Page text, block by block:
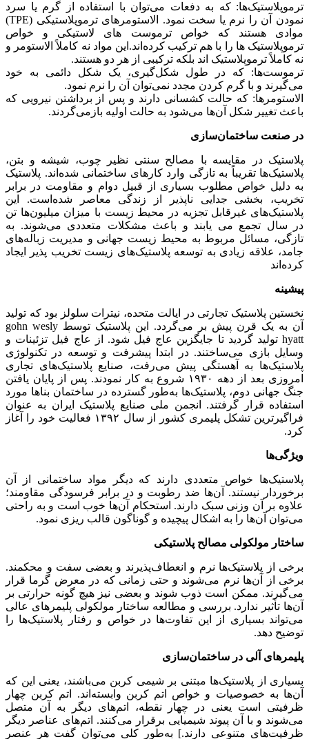
ترموپلاستیک‌ها: که به دفعات می‌توان با استفاده از گرم یا سرد
نمودن آن را نرم یا سخت نمود. الاستومرهای ترموپلاستیکی (TPE)
موادی هستند که خواص ترموست های لاستیکی و خواص
ترموپلاستیک ها را با هم ترکیب کرده‌اند.این مواد نه کاملاً الاستومر و
نه کاملاً ترموپلاستیک اند بلکه ترکیبی از هر دو هستند.
ترموست‌ها: که در طول شکل‌گیری، یک شکل دائمی به خود
می‌گیرند و با گرم کردن مجدد نمی‌توان آن را نرم نمود.
الاستومرها: که حالت کشسانی دارند و پس از برداشتن نیرویی که
باعث تغییر شکل آن‌ها می‌شود به حالت اولیه بازمی‌گردند.
در صنعت ساختمان‌سازی
پلاستیک در مقایسه با مصالح سنتی نظیر چوب، شیشه و بتن،
پلاستیک‌ها تقریباً به تازگی وارد کارهای ساختمانی شده‌اند. پلاستیک
به دلیل خواص مطلوب بسیاری از قبیل دوام و مقاومت در برابر
تخریب، بخشی جدایی ناپذیر از زندگی معاصر شده‌است. این
پلاستیک‌های غیرقابل تجزیه در محیط زیست با میزان میلیون‌ها تن
در سال تجمع می یابند و باعث مشکلات متعددی می‌شوند. به
تازگی، مسائل مربوط به محیط زیست جهانی و مدیریت زباله‌های
جامد، علاقه زیادی به توسعه پلاستیک‌های زیست تخریب پذیر ایجاد
کرده‌اند
پیشینه
نخستین پلاستیک تجارتی در ایالت متحده، نیترات سلولز بود که تولید
آن به یک قرن پیش بر می‌گردد. این پلاستیک توسط gohn wesly
hyatt تولید گردید تا جایگزین عاج فیل شود. از عاج فیل تزئینات و
وسایل بازی می‌ساختند. در ابتدا پیشرفت و توسعه در تکنولوژی
پلاستیک‌ها به آهستگی پیش می‌رفت، صنایع پلاستیک‌های تجاری
امروزی بعد از دهه ۱۹۳۰ شروع به کار نمودند. پس از پایان یافتن
جنگ جهانی دوم، پلاستیک‌ها به‌طور گسترده در ساختمان بناها مورد
استفاده قرار گرفتند. انجمن ملی صنایع پلاستیک ایران به عنوان
فراگیرترین تشکل پلیمری کشور از سال ۱۳۹۲ فعالیت خود را آغاز
کرد.
ویژگی‌ها
پلاستیک‌ها خواص متعددی دارند که دیگر مواد ساختمانی از آن
برخوردار نیستند. آن‌ها ضد رطوبت و در برابر فرسودگی مقاومند؛
علاوه بر آن وزنی سبک دارند. استحکام آن‌ها خوب است و به راحتی
می‌توان آن‌ها را به اشکال پیچیده و گوناگون قالب ریزی نمود.
ساختار مولکولی مصالح پلاستیکی
برخی از پلاستیک‌ها نرم و انعطاف‌پذیرند و بعضی سفت و محکمند.
برخی از آن‌ها نرم می‌شوند و حتی زمانی که در معرض گرما قرار
می‌گیرند. ممکن است ذوب شوند و بعضی نیز هیچ گونه حرارتی بر
آن‌ها تأثیر ندارد. بررسی و مطالعه ساختار مولکولی پلیمر‌های عالی
می‌تواند بسیاری از این تفاوت‌ها در خواص و رفتار پلاستیک‌ها را
توضیح دهد.
پلیمرهای آلی در ساختمان‌سازی
بسیاری از پلاستیک‌ها مبتنی بر شیمی کربن می‌باشند، یعنی این که
آن‌ها به خصوصیات و خواص اتم کربن وابسته‌اند. اتم کربن چهار
ظرفیتی است یعنی در چهار نقطه، اتم‌های دیگر به آن متصل
می‌شوند و با آن پیوند شیمیایی برقرار می‌کنند. اتم‌های عناصر دیگر
ظرفیت‌های متنوعی دارند.] به‌طور کلی می‌توان گفت هر عنصر